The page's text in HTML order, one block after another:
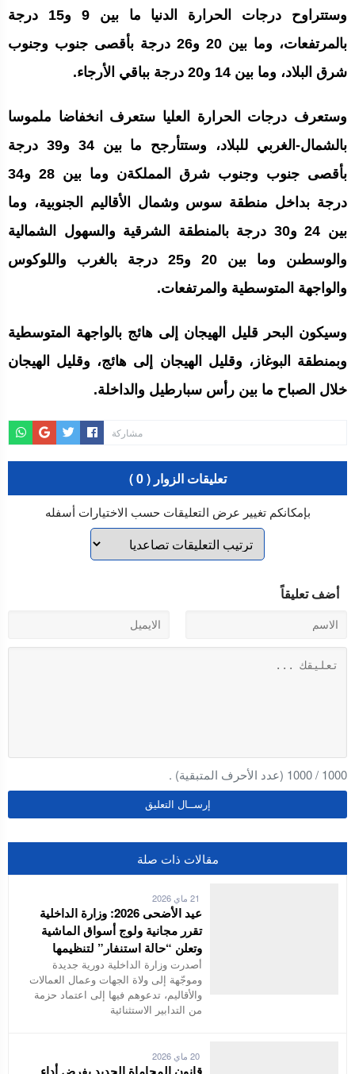
وستتراوح درجات الحرارة الدنيا ما بين 9 و15 درجة
بالمرتفعات، وما بين 20 و26 درجة بأقصى جنوب وجنوب
شرق البلاد، وما بين 14 و20 درجة بباقي الأرجاء.
وستعرف درجات الحرارة العليا ستعرف انخفاضا ملموسا
بالشمال-الغربي للبلاد، وستتأرجح ما بين 34 و39 درجة
بأقصى جنوب وجنوب شرق المملكةن وما بين 28 و34
درجة بداخل منطقة سوس وشمال الأقاليم الجنوبية، وما
بين 24 و30 درجة بالمنطقة الشرقية والسهول الشمالية
والوسطىن وما بين 20 و25 درجة بالغرب واللوكوس
والواجهة المتوسطية والمرتفعات.
وسيكون البحر قليل الهيجان إلى هائج بالواجهة المتوسطية
وبمنطقة البوغاز، وقليل الهيجان إلى هائج، وقليل الهيجان
خلال الصباح ما بين رأس سبارطيل والداخلة.
مشاركة
تعليقات الزوار ( 0 )
بإمكانكم تغيير عرض التعليقات حسب الاختيارات أسفله
أضف تعليقاً
1000
/
1000 (عدد الأحرف المتبقية) .
مقالات ذات صلة
عيد الأضحى 2026: وزارة الداخلية
تقرر مجانية ولوج أسواق الماشية
وتعلن “حالة استنفار” لتنظيمها
أصدرت وزارة الداخلية دورية جديدة
وموجّهة إلى ولاة الجهات وعمال العمالات
والأقاليم، تدعوهم فيها إلى اعتماد حزمة
من التدابير الاستثنائية
20 ماي 2026